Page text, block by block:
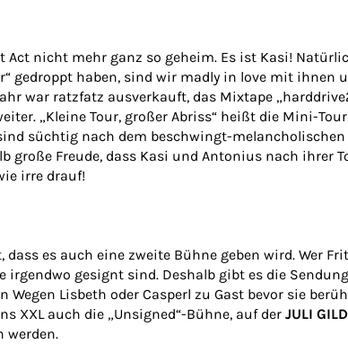
Act nicht mehr ganz so geheim. Es ist Kasi!
gedroppt haben, sind wir madly in love mit ihnen
war ratzfatz ausverkauft, das Mixtape
„Kleine Tour, großer Abriss“ heißt die Mini-
süchtig nach dem beschwingt-
große Freude, dass Kasi und Antonius nach
irre drauf!
dass es auch eine zweite Bühne geben wird. Wer
irgendwo gesignt sind. Deshalb gibt es die
Wegen Lisbeth oder Casperl zu Gast bevor sie
XXL auch die „Unsigned“-Bühne, auf der JULI
werden.